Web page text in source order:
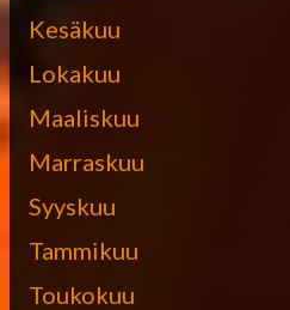
Kesäkuu
Lokakuu
Maaliskuu
Marraskuu
Syyskuu
Tammikuu
Toukokuu